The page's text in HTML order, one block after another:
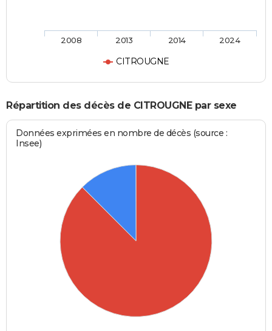
CITROUGNE
2008 2013 2014 2024
Répartition des décès de CITROUGNE par sexe
Données exprimées en nombre de décès (source :
Insee)